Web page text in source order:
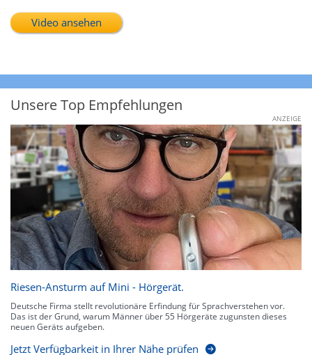
Video ansehen
Unsere Top Empfehlungen
ANZEIGE
Riesen-Ansturm auf Mini - Hörgerät.
Deutsche Firma stellt revolutionäre Erfindung für Sprachverstehen vor.
Das ist der Grund, warum Männer über 55 Hörgeräte zugunsten dieses
neuen Geräts aufgeben.
Jetzt Verfügbarkeit in Ihrer Nähe prüfen